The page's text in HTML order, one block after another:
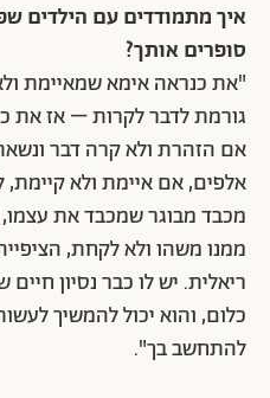
איך מתמודדים עם הילדים
סופרים אותך?
"את כנראה אימא שמאיימת
גורמת לדבר לקרות – אז את
אם הזהרת ולא קרה דבר
אלפים, אם איימת ולא
מכבד מבוגר שמכבד את
ממנו משהו ולא לקחת,
ריאלית. יש לו כבר נסיון
כלום, והוא יכול להמשיך
להתחשב בך".